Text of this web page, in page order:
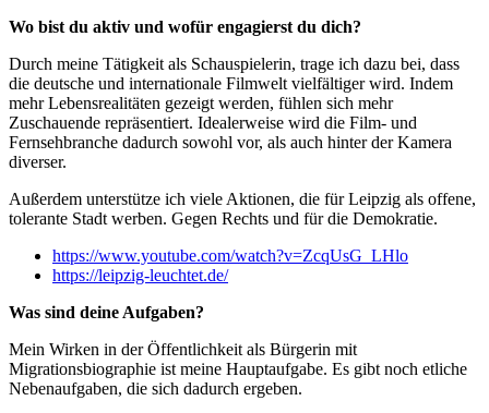
Wo bist du aktiv und wofür engagierst du dich?
Durch meine Tätigkeit als Schauspielerin, trage ich dazu bei, dass
die deutsche und internationale Filmwelt vielfältiger wird. Indem
mehr Lebensrealitäten gezeigt werden, fühlen sich mehr
Zuschauende repräsentiert. Idealerweise wird die Film- und
Fernsehbranche dadurch sowohl vor, als auch hinter der Kamera
diverser.
Außerdem unterstütze ich viele Aktionen, die für Leipzig als offene,
tolerante Stadt werben. Gegen Rechts und für die Demokratie.
https://www.youtube.com/watch?v=ZcqUsG_LHlo
https://leipzig-leuchtet.de/
Was sind deine Aufgaben?
Mein Wirken in der Öffentlichkeit als Bürgerin mit
Migrationsbiographie ist meine Hauptaufgabe. Es gibt noch etliche
Nebenaufgaben, die sich dadurch ergeben.